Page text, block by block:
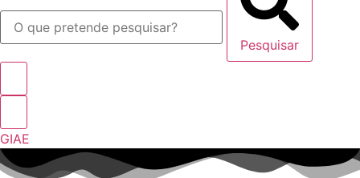
Pesquisar
GIAE